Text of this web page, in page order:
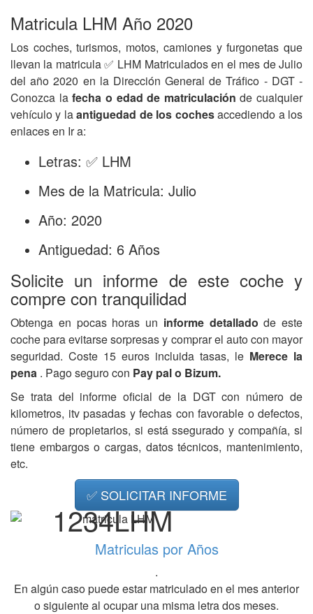
Matricula LHM Año 2020
Los coches, turismos, motos, camiones y furgonetas que
llevan la matricula ✅ LHM Matriculados en el mes de Julio
del año 2020 en la Dirección General de Tráfico - DGT -
Conozca lafecha o edad de matriculación de cualquier
vehículo y laantiguedad de los cochesaccediendo a los
enlaces en Ir a:
Letras: ✅ LHM
Mes de la Matricula: Julio
Año: 2020
Antiguedad: 6 Años
Solicite un informe de este coche y
compre con tranquilidad
Obtenga en pocas horas un informe detalladode este
coche para evitarse sorpresas y comprar el auto con mayor
seguridad. Coste 15 euros incluida tasas, le Merece la
pena . Pago seguro con Pay pal o Bizum.
Se trata del informe oficial de la DGT con número de
kilometros, itv pasadas y fechas con favorable o defectos,
número de propietarios, si está ssegurado y compañía, si
tiene embargos o cargas, datos técnicos, mantenimiento,
etc.
✅ SOLICITAR INFORME
1234LHM
Matriculas por Años
.
En algún caso puede estar matriculado en el mes anterior
o siguiente al ocupar una misma letra dos meses.